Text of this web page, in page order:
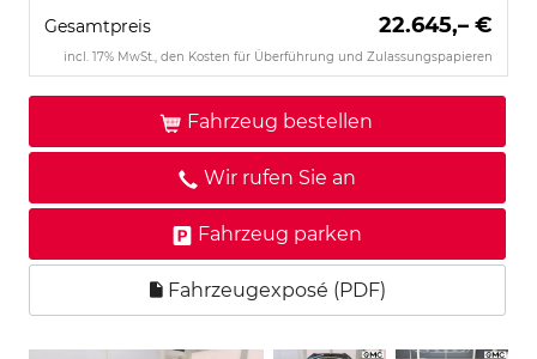
Gesamtpreis 22.645,– €
incl. 17% MwSt., den Kosten für Überführung und Zulassungspapieren
Fahrzeug bestellen
Wir rufen Sie an
Fahrzeug parken
Fahrzeugexposé (PDF)